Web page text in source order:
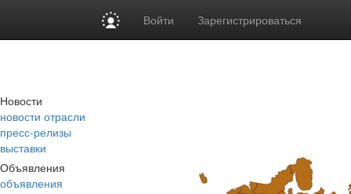
Войти Зарегистрироваться
Новости
новости отрасли
пресс-релизы
выставки
Объявления
объявления